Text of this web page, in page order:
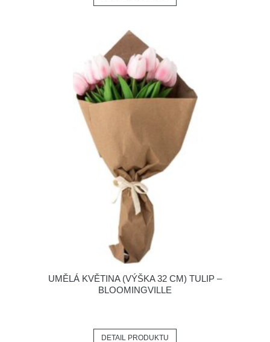
UMĚLÁ KVĚTINA (VÝŠKA 32 CM) TULIP –
BLOOMINGVILLE
DETAIL PRODUKTU